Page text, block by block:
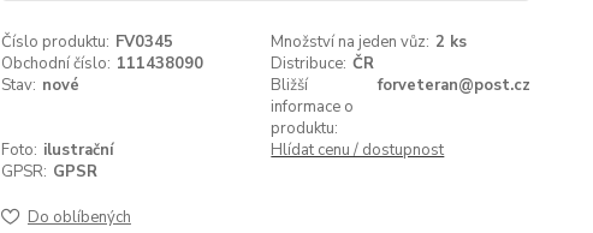
Číslo produktu: FV0345 Množství na jeden vůz: 2 ks
Obchodní číslo: 111438090 Distribuce: ČR
Stav: nové
Bližší
informace o
produktu:
forveteran@post.cz
Foto: ilustrační
Hlídat cenu / dostupnost
GPSR: GPSR
Do oblíbených